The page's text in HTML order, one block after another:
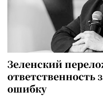
Зеленский
ответственность
ошибку